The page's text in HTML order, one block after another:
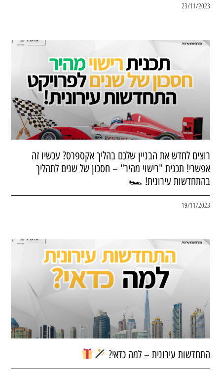
23/11/2023
רוצים לחדש את הבניין שלכם בהליך אקספרס? עכשיו זה
אפשרי! תכנית "רישוי מהיר" – חסכון של שנים לתהליך
בהתחדשות עירונית! 🏎
19/11/2023
התחדשות עירונית – למה כדאי?